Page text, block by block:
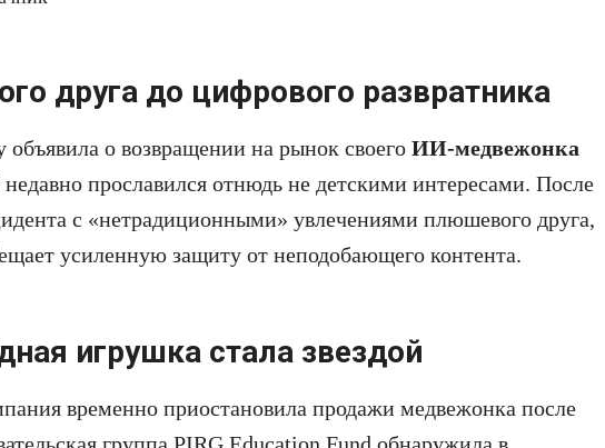
друга до цифрового развратника
о возвращении на рынок своего ИИ-медвежонка
прославился отнюдь не детскими интересами. После
с «нетрадиционными» увлечениями плюшевого друга,
усиленную защиту от неподобающего контента.
игрушка стала звездой
временно приостановила продажи медвежонка после